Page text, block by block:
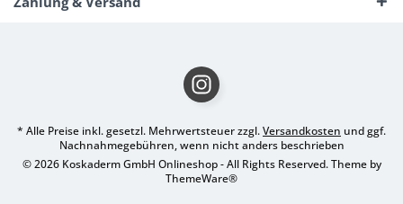
* Alle Preise inkl. gesetzl. Mehrwertsteuer zzgl.Versandkosten und ggf.
Nachnahmegebühren, wenn nicht anders beschrieben
© 2026 Koskaderm GmbH Onlineshop - All Rights Reserved. Theme by
ThemeWare®